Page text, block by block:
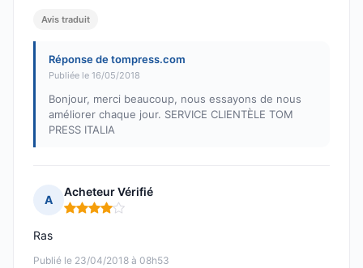
Avis traduit
Réponse de tompress.com
Publiée le 16/05/2018
Bonjour, merci beaucoup, nous essayons de nous
améliorer chaque jour. SERVICE CLIENTÈLE TOM
PRESS ITALIA
A
Acheteur Vérifié
Note : 4 sur 5
Publié le 23/04/2018 à 08h53
Ras